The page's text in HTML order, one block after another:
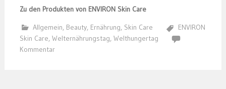
Zu den Produkten von ENVIRON Skin Care
Allgemein, Beauty, Ernährung, Skin Care
ENVIRON
Skin Care, Welternährungstag, Welthungertag
Kommentar